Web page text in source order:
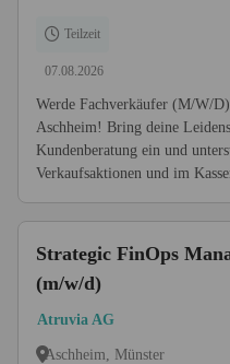
Teilzeit
07.08.2026
Werde Fachverkäufer (M/W/
Aschheim! Bring deine
Kundenberatung ein und
Verkaufsaktionen und im
Strategic FinOps
(m/w/d)
Atruvia AG
Aschheim, Münster